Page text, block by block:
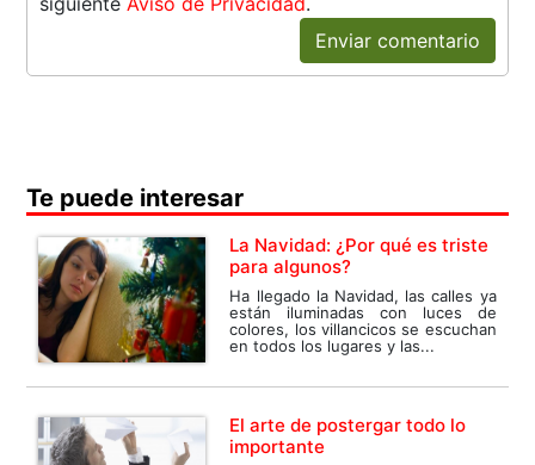
Enviar comentario
Te puede interesar
La Navidad: ¿Por qué es triste
para algunos?
Ha llegado la Navidad, las calles ya
están iluminadas con luces de
colores, los villancicos se escuchan
en todos los lugares y las...
El arte de postergar todo lo
importante